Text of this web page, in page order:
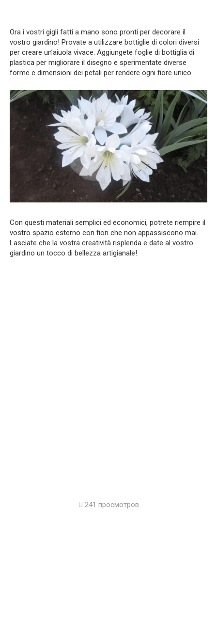
Ora i vostri gigli fatti a mano sono pronti per decorare il
vostro giardino! Provate a utilizzare bottiglie di colori diversi
per creare un’aiuola vivace. Aggiungete foglie di bottiglia di
plastica per migliorare il disegno e sperimentate diverse
forme e dimensioni dei petali per rendere ogni fiore unico.
Con questi materiali semplici ed economici, potrete riempire il
vostro spazio esterno con fiori che non appassiscono mai.
Lasciate che la vostra creatività risplenda e date al vostro
giardino un tocco di bellezza artigianale!
241 просмотров